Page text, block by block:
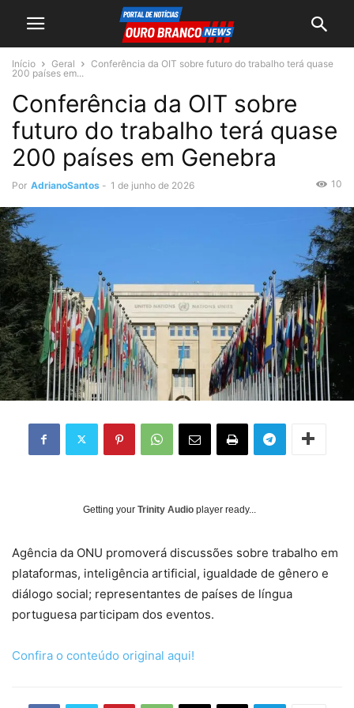
Início Geral
Conferência da OIT sobre futuro do trabalho terá quase
200 países em...
Conferência da OIT sobre
futuro do trabalho terá quase
200 países em Genebra
Por AdrianoSantos - 1 de junho de 2026 10
Getting your Trinity Audio player ready...
Agência da ONU promoverá discussões sobre trabalho em
plataformas, inteligência artificial, igualdade de gênero e
diálogo social; representantes de países de língua
portuguesa participam dos eventos.
Confira o conteúdo original aqui!